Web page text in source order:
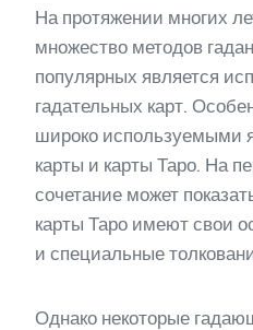
На протяжении многих
множество методов
популярных является
гадательных карт.
широко используемыми
карты и карты Таро. На
сочетание может
карты Таро имеют свои
и специальные
Однако некоторые